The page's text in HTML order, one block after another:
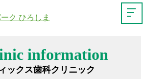
information
ックス歯科クリニック